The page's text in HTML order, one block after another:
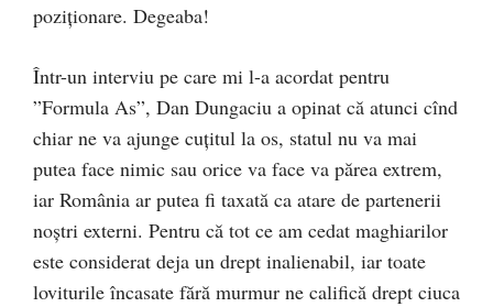
poziționare. Degeaba!
Într-un interviu pe care mi l-a acordat pentru
”Formula As”, Dan Dungaciu a opinat că atunci cînd
chiar ne va ajunge cuțitul la os, statul nu va mai
putea face nimic sau orice va face va părea extrem,
iar România ar putea fi taxată ca atare de partenerii
noștri externi. Pentru că tot ce am cedat maghiarilor
este considerat deja un drept inalienabil, iar toate
loviturile încasate fără murmur ne califică drept ciuca